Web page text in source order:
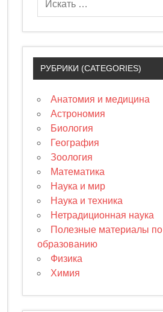
РУБРИКИ (CATEGORIES)
Анатомия и медицина
Астрономия
Биология
География
Зоология
Математика
Наука и мир
Наука и техника
Нетрадиционная наука
Полезные материалы по
образованию
Физика
Химия